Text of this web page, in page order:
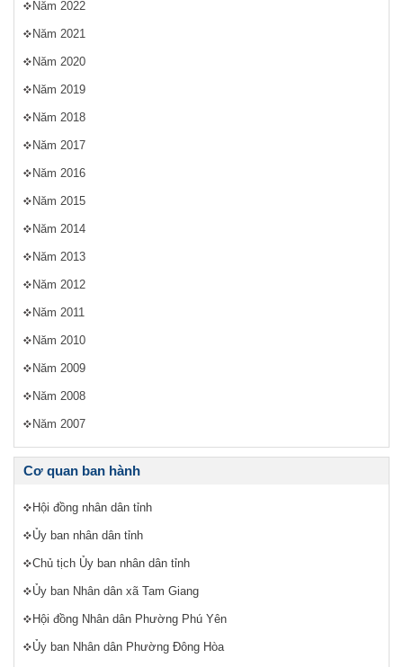
Năm 2022
Năm 2021
Năm 2020
Năm 2019
Năm 2018
Năm 2017
Năm 2016
Năm 2015
Năm 2014
Năm 2013
Năm 2012
Năm 2011
Năm 2010
Năm 2009
Năm 2008
Năm 2007
Cơ quan ban hành
Hội đồng nhân dân tỉnh
Ủy ban nhân dân tỉnh
Chủ tịch Ủy ban nhân dân tỉnh
Ủy ban Nhân dân xã Tam Giang
Hội đồng Nhân dân Phường Phú Yên
Ủy ban Nhân dân Phường Đông Hòa